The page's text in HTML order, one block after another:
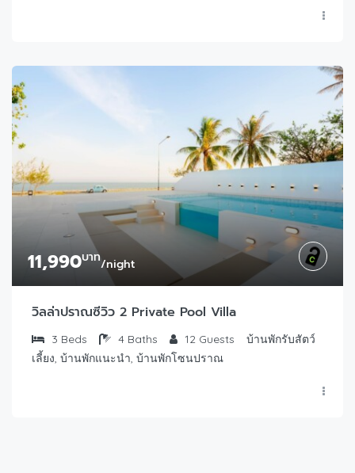
11,990บาท/night
วิลล่าปราณซีวิว 2 Private Pool Villa
3 Beds 4 Baths 12 Guests
บ้านพักรับสัตว์
เลี้ยง, บ้านพักแนะนำ, บ้านพักโซนปราณ